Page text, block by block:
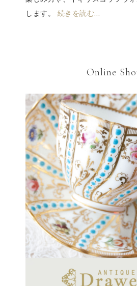
します。 続きを読む…
Online